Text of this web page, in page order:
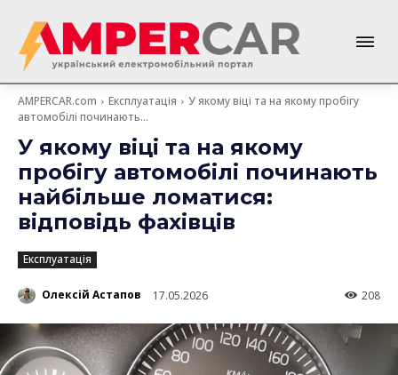
AMPERCAR.com Експлуатація
У якому віці та на якому пробігу
автомобілі починають...
У якому віці та на якому
пробігу автомобілі починають
найбільше ломатися:
відповідь фахівців
Експлуатація
Олексій Астапов 17.05.2026 208